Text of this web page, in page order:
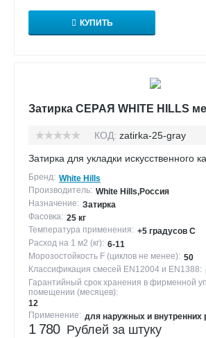
КУПИТЬ
Затирка СЕРАЯ WHITE HILLS
КОД: zatirka-25-gray
Затирка для укладки искусственного
Бренд: White Hills
Производитель: White Hills,Россия
Назначение: Затирка
Фасовка: 25 кг
Температура применения: +5 градусов С
Расход на 1 м2 (кг): 6-11
Морозостойкость F (циклов не менее): 50
Классификация смесей EN12004 и EN1388:
Гарантийный срок хранения в фирменной
помещении (месяцев):
12
Применение: для наружных и внутренних
1 780 Рублей за штуку